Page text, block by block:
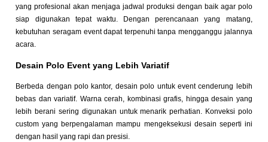
yang profesional akan menjaga jadwal produksi dengan baik agar polo
siap digunakan tepat waktu. Dengan perencanaan yang matang,
kebutuhan seragam event dapat terpenuhi tanpa mengganggu jalannya
acara.
Desain Polo Event yang Lebih Variatif
Berbeda dengan polo kantor, desain polo untuk event cenderung lebih
bebas dan variatif. Warna cerah, kombinasi grafis, hingga desain yang
lebih berani sering digunakan untuk menarik perhatian. Konveksi polo
custom yang berpengalaman mampu mengeksekusi desain seperti ini
dengan hasil yang rapi dan presisi.